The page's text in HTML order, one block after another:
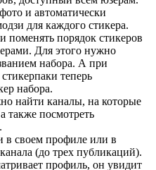
и автоматически
для каждого стикера.
порядок стикеров
Для этого нужно
набора. А при
теперь
набора.
найти каналы, на которые
также посмотреть
в своем профиле или в
(до трех публикаций).
профиль, он увидит